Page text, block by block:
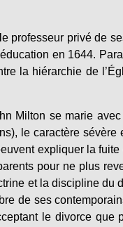
professeur privé de
en 1644.
la hiérarchie de
Milton se marie
le caractère
expliquer la
pour ne plus
et la discipline du
de ses
le divorce